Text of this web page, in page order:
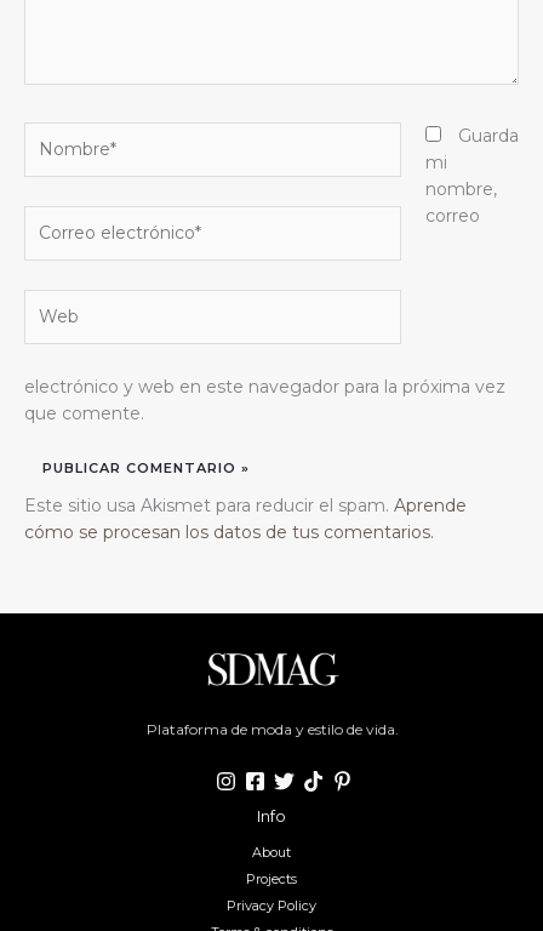
electrónico*
Guarda
mi
nombre,
correo
electrónico y web en este navegador para la próxima vez
que comente.
Este sitio usa Akismet para reducir el spam. Aprende
cómo se procesan los datos de tus comentarios.
Plataforma de moda y estilo de vida.
Info
About
Projects
Privacy Policy